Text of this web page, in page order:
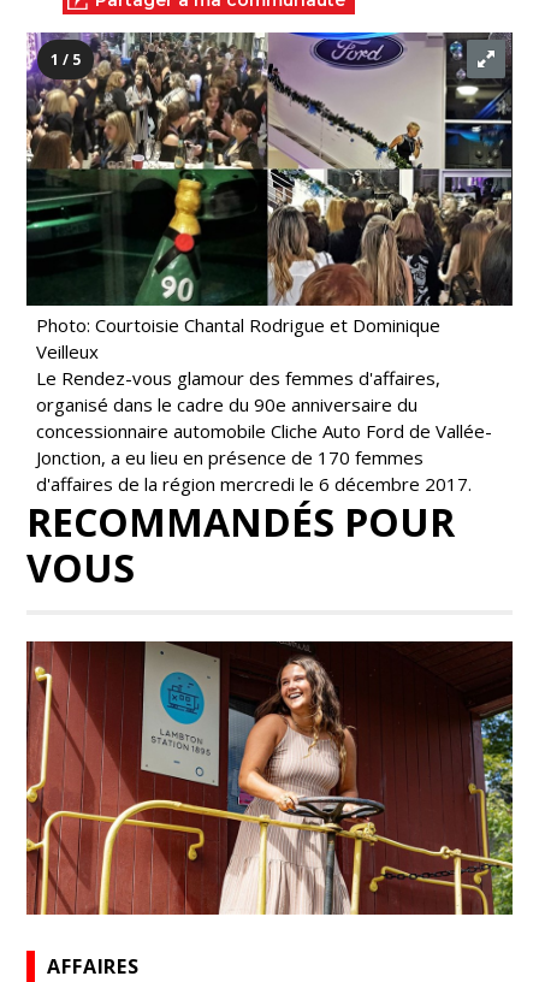
1 / 5
Photo: Courtoisie Chantal Rodrigue et Dominique
Veilleux
Le Rendez-vous glamour des femmes d'affaires,
organisé dans le cadre du 90e anniversaire du
concessionnaire automobile Cliche Auto Ford de Vallée-
Jonction, a eu lieu en présence de 170 femmes
d'affaires de la région mercredi le 6 décembre 2017.
RECOMMANDÉS POUR
VOUS
AFFAIRES